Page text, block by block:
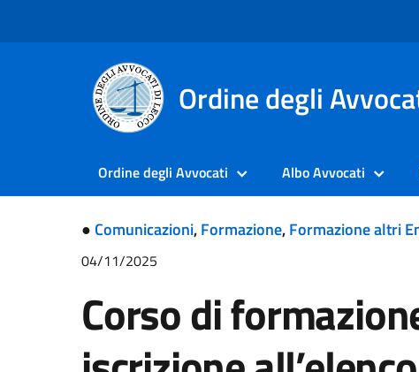
Ordine degli
Ordine degli Avvocati Albo Avvocati
● Comunicazioni,Formazione,Formazione altri
04/11/2025
Corso di